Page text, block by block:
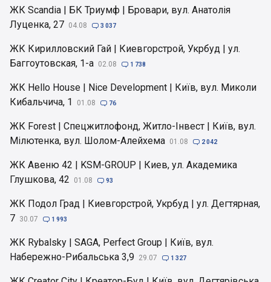
ЖК Scandia | БК Триумф | Бровари, вул. Анатолія
Луценка, 27 04.08  3 037
ЖК Кирилловский Гай | Киевгорстрой, Укрбуд | ул.
Баггоутовская, 1-а 02.08  1 738
ЖК Hello House | Nice Development | Київ, вул. Миколи
Кибальчича, 1
01.08  76
ЖК Forest | Спецжитлофонд, Житло-Інвест | Київ, вул.
Мілютенка, вул. Шолом-Алейхема 01.08  2 042
ЖК Авеню 42 | KSM-GROUP | Киев, ул. Академика
Глушкова, 42
01.08  93
ЖК Подол Град | Киевгорстрой, Укрбуд | ул. Дегтярная,
7 30.07  1 993
ЖК Rybalsky | SAGA, Perfect Group | Київ, вул.
Набережно-Рибальська 3,9 29.07  1 327